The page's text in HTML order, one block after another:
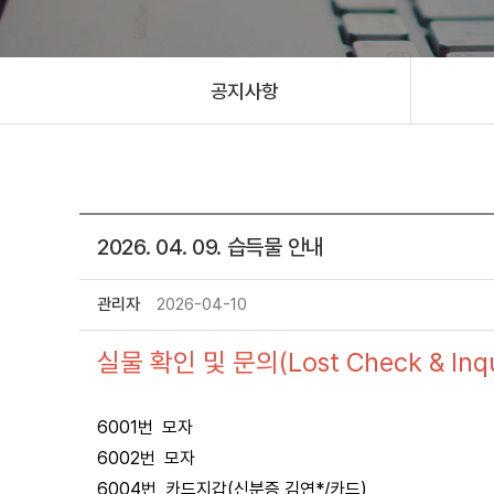
공지사항
2026. 04. 09. 습득물 안내
관리자 2026-04-10
실물 확인 및 문의(Lost Check &
6001번 모자
6002번 모자
6004번 카드지갑(신분증 김연*/카드)